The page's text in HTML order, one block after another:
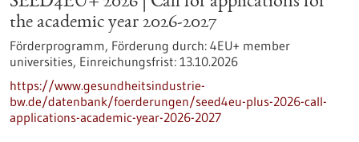
the academic year 2026-2027
Förderprogramm, Förderung durch: 4EU+ member
universities, Einreichungsfrist: 13.10.2026
https://www.gesundheitsindustrie-
bw.de/datenbank/foerderungen/seed4eu-plus-2026-call-
applications-academic-year-2026-2027